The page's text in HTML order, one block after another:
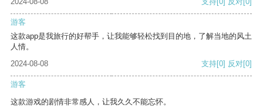
游客
这款app是我旅行的好帮手，让我能够轻松找到目的地，了解当地的风土
人情。
2024-08-08
支持[0] 反对[0]
游客
这款游戏的剧情非常感人，让我久久不能忘怀。